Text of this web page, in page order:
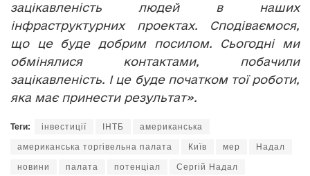
зацікавленість людей в наших
інфраструктурних проектах. Сподіваємося,
що це буде добрим посилом. Сьогодні ми
обмінялися контактами, побачили
зацікавленість. І це буде початком тої роботи,
яка має принести результат».
Теги: інвестиції ІНТБ американська
американська торгівельна палата Київ мер Надал
новини палата потенціал Сергій Надал